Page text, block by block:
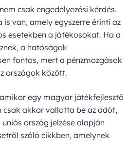
csak engedélyezési kérdés.
van, amely egyszerre érinti az
esetekben a játékosokat. Ha a
a hatóságok
fontos, mert a pénzmozgások
országok között.
egy magyar játékfejlesztő
akkor vallotta be az adót,
ország jelzése alapján
szóló cikkben, amelynek